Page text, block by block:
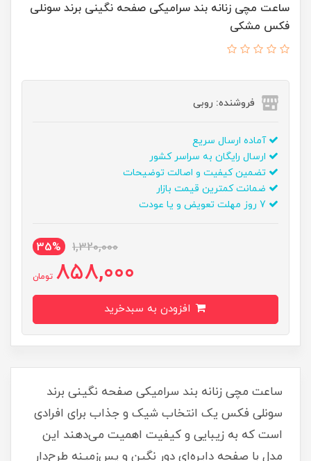
ساعت مچی زنانه بند سرامیکی صفحه نگینی برند سونلی
فکس مشکی
فروشنده: روبی
آماده ارسال سریع
ارسال رایگان به سراسر کشور
تضمین کیفیت و اصالت توضیحات
ضمانت کمترین قیمت بازار
1,320,000
35%
858,000 تومان
ساعت مچی زنانه بند سرامیکی صفحه نگینی برند
سونلی فکس یک انتخاب شیک و جذاب برای افرادی
است که به زیبایی و کیفیت اهمیت می‌دهند این
مدل با صفحه دایره‌ای دور نگین و پس‌زمینه طرح‌دار